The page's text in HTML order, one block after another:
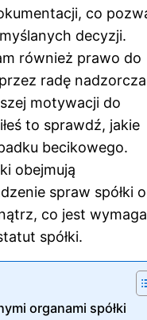
co
decyzji.
również prawo do
radę
motywacji do
to sprawdź, jakie
becikowego.
obejmują
spraw spółki
co jest
spółki.
organami spółki